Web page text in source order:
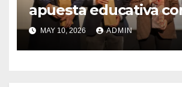
apuesta educativa
lanzamiento del
Preuniversitario
MAY 10, 2026 ADMIN